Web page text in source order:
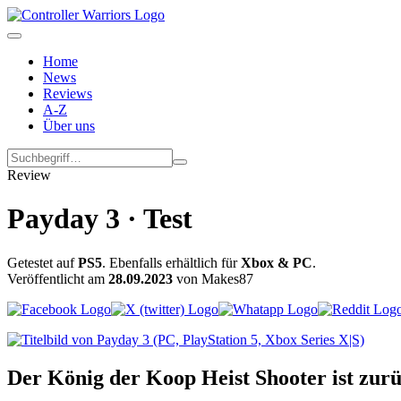
Home
News
Reviews
A-Z
Über uns
Review
Payday 3 · Test
Getestet aufPS5. Ebenfalls erhältlich fürXbox & PC.
Veröffentlicht am 28.09.2023 von Makes87
Der König der Koop Heist Shooter ist